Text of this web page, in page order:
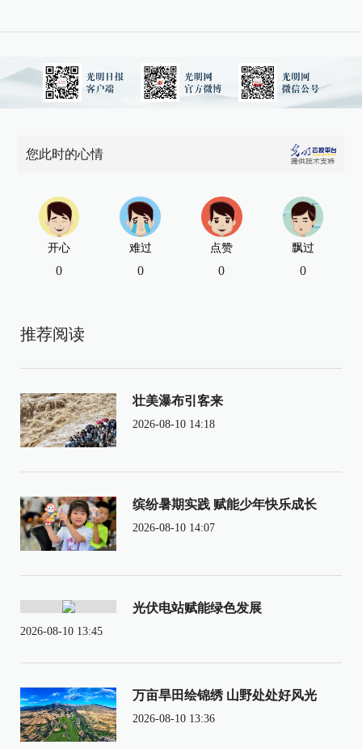
您此时的心情
开心
0
难过
0
点赞
0
飘过
0
推荐阅读
壮美瀑布引客来
2026-08-10 14:18
缤纷暑期实践 赋能少年快乐成长
2026-08-10 14:07
光伏电站赋能绿色发展
2026-08-10 13:45
万亩旱田绘锦绣 山野处处好风光
2026-08-10 13:36